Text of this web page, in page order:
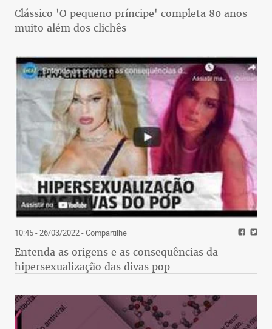
Clássico 'O pequeno príncipe' completa 80 anos
muito além dos clichês
10:45 - 26/03/2022- Compartilhe
Entenda as origens e as consequências da
hipersexualização das divas pop